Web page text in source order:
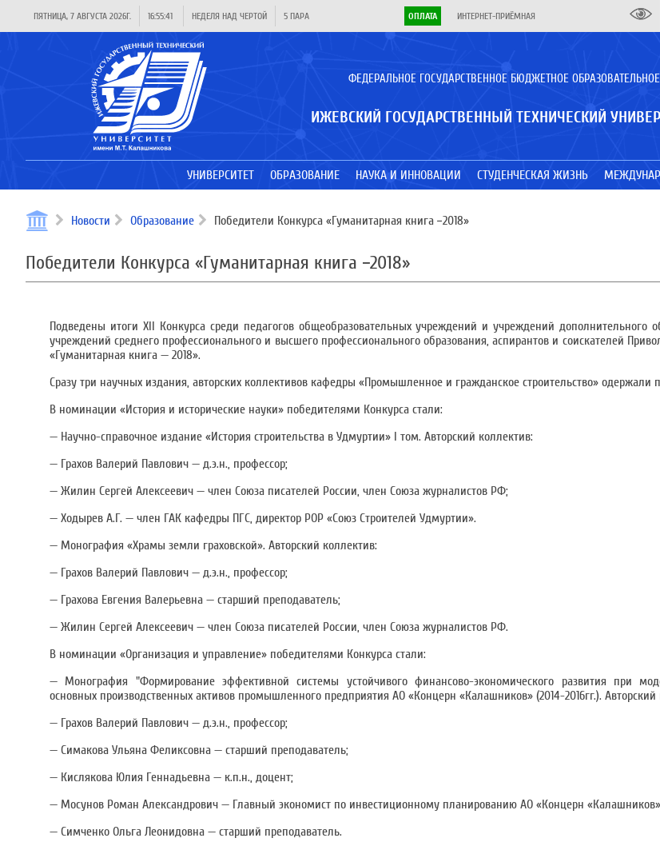
ПЯТНИЦА, 7 АВГУСТА 2026Г. 16:55:41 НЕДЕЛЯ НАД ЧЕРТОЙ 5 ПАРА ОПЛАТА ИНТЕРНЕТ-ПРИЁМНАЯ
ФЕДЕРАЛЬНОЕ ГОСУДАРСТВЕННОЕ БЮДЖЕТНОЕ
ИЖЕВСКИЙ ГОСУДАРСТВЕННЫЙ ТЕХНИЧЕСКИЙ
УНИВЕРСИТЕТ ОБРАЗОВАНИЕ НАУКА И ИННОВАЦИИ СТУДЕНЧЕСКАЯ ЖИЗНЬ
Новости Образование Победители Конкурса «Гуманитарная книга −2018»
Победители Конкурса «Гуманитарная книга −2018»
Подведены итоги XII Конкурса среди педагогов общеобразовательных учреждений и учреждений дополнительного
учреждений среднего профессионального и высшего профессионального образования, аспирантов и соискателей
«Гуманитарная книга — 2018».
Сразу три научных издания, авторских коллективов кафедры «Промышленное и гражданское строительство» одержали
В номинации «История и исторические науки» победителями Конкурса стали:
— Научно-справочное издание «История строительства в Удмуртии» I том. Авторский коллектив:
— Грахов Валерий Павлович — д.э.н., профессор;
— Жилин Сергей Алексеевич — член Союза писателей России, член Союза журналистов РФ;
— Ходырев А.Г. — член ГАК кафедры ПГС, директор РОР «Союз Строителей Удмуртии».
— Монография «Храмы земли граховской». Авторский коллектив:
— Грахов Валерий Павлович — д.э.н., профессор;
— Грахова Евгения Валерьевна — старший преподаватель;
— Жилин Сергей Алексеевич — член Союза писателей России, член Союза журналистов РФ.
В номинации «Организация и управление» победителями Конкурса стали:
— Монография "Формирование эффективной системы устойчивого финансово-экономического развития при
основных производственных активов промышленного предприятия АО «Концерн «Калашников» (2014-2016гг.). Авторский
— Грахов Валерий Павлович — д.э.н., профессор;
— Симакова Ульяна Феликсовна — старший преподаватель;
— Кислякова Юлия Геннадьевна — к.п.н., доцент;
— Мосунов Роман Александрович — Главный экономист по инвестиционному планированию АО «Концерн
— Симченко Ольга Леонидовна — старший преподаватель.